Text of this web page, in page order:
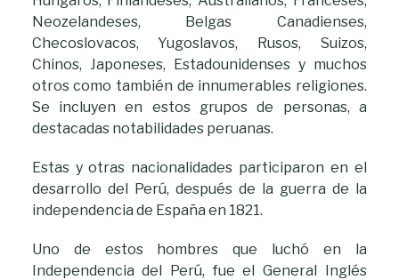
Neozelandeses, Belgas Canadienses,
Checoslovacos, Yugoslavos, Rusos, Suizos,
Chinos, Japoneses, Estadounidenses y muchos
otros como también de innumerables religiones.
Se incluyen en estos grupos de personas, a
destacadas notabilidades peruanas.
Estas y otras nacionalidades participaron en el
desarrollo del Perú, después de la guerra de la
independencia de España en 1821.
Uno de estos hombres que luchó en la
Independencia del Perú, fue el General Inglés